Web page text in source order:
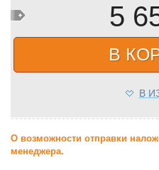
5
В
В
О возможности отправки
менеджера.